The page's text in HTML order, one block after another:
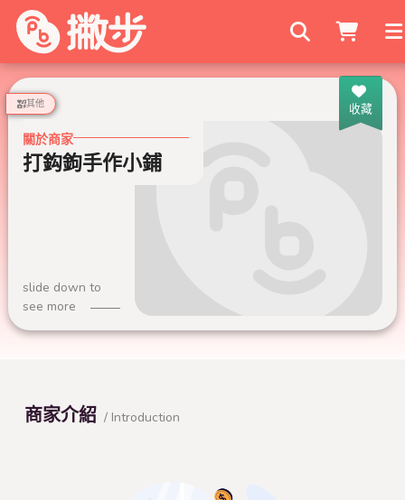
搜尋商家
收藏
其他
關於商家
打鈎鉤手作小鋪
slide down to
see more
商家介紹 / Introduction